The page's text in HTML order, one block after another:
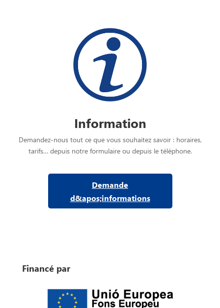
Information
Demandez-nous tout ce que vous souhaitez savoir : horaires,
tarifs… depuis notre formulaire ou depuis le téléphone.
Demande
d&apos;informations
Financé par